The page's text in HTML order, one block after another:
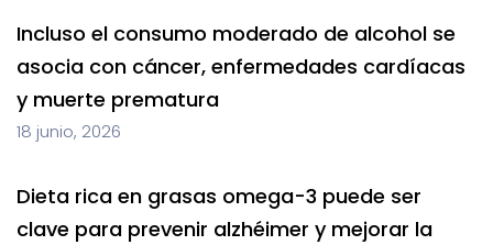
Incluso el consumo moderado de alcohol se
asocia con cáncer, enfermedades cardíacas
y muerte prematura
18 junio, 2026
Dieta rica en grasas omega-3 puede ser
clave para prevenir alzhéimer y mejorar la